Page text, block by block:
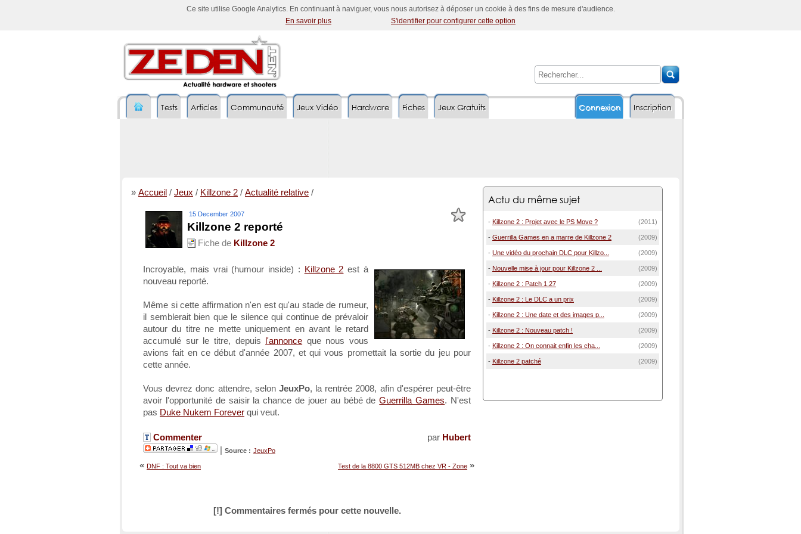
Ce site utilise Google Analytics. En continuant à naviguer, vous nous autorisez à déposer un cookie à des fins de mesure d'audience.
En savoir plus
S'identifier pour configurer cette option
Inscription
Tests Articles Communauté Jeux Vidéo Hardware Fiches Connexion
Jeux Gratuits
» Accueil / Jeux / Killzone 2 / Actualité relative /
15 December 2007
Killzone 2 reporté
Fiche de Killzone 2
Incroyable, mais vrai (humour inside) : Killzone 2 est à
nouveau reporté.
Même si cette affirmation n'en est qu'au stade de rumeur,
il semblerait bien que le silence qui continue de prévaloir
autour du titre ne mette uniquement en avant le retard
accumulé sur le titre, depuis
l'annonce que nous vous
avions fait en ce début d'année 2007, et qui vous promettait la sortie du jeu pour
cette année.
Vous devrez donc attendre, selon JeuxPo, la rentrée 2008, afin d'espérer peut-être
avoir l'opportunité de saisir la chance de jouer au bébé deGuerrilla Games. N'est
pas Duke Nukem Forever qui veut.
par Hubert
Commenter
Source : JeuxPo
Test de la 8800 GTS 512MB chez VR - Zone »
« DNF : Tout va bien
[!] Commentaires fermés pour cette nouvelle.
Actu du même sujet
- Killzone 2 : Projet avec le PS Move ? (2011)
- Guerrilla Games en a marre de Killzone 2 (2009)
- Une vidéo du prochain DLC pour Killzo... (2009)
- Nouvelle mise à jour pour Killzone 2 ... (2009)
- Killzone 2 : Patch 1.27 (2009)
- Killzone 2 : Le DLC a un prix (2009)
- Killzone 2 : Une date et des images p... (2009)
- Killzone 2 : Nouveau patch ! (2009)
- Killzone 2 : On connait enfin les cha... (2009)
- Killzone 2 patché (2009)